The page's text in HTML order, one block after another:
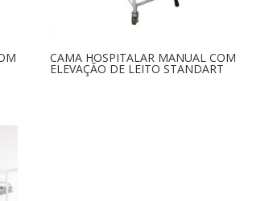
CAMA HOSPITALAR MANUAL COM
ELEVAÇÃO DE LEITO STANDART